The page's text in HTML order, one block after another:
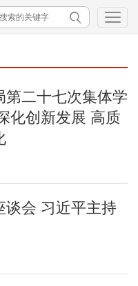
第二十七次集体学
化创新发展 高质
谈会 习近平主持